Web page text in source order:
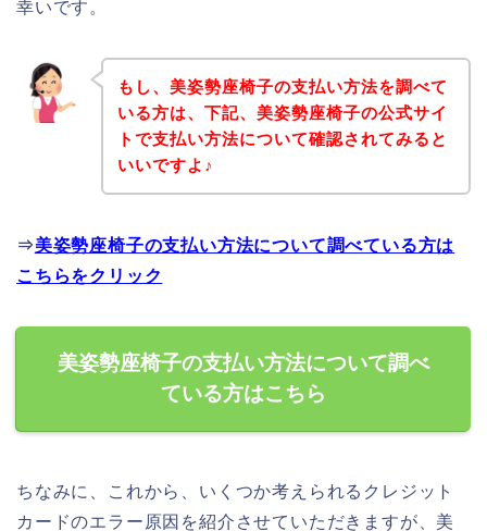
幸いです。
もし、美姿勢座椅子の支払い方法を調べて
いる方は、下記、美姿勢座椅子の公式サイ
トで支払い方法について確認されてみると
いいですよ♪
⇒美姿勢座椅子の支払い方法について調べている方は
こちらをクリック
美姿勢座椅子の支払い方法について調べ
ている方はこちら
ちなみに、これから、いくつか考えられるクレジット
カードのエラー原因を紹介させていただきますが、美